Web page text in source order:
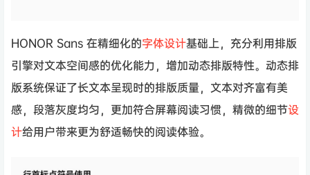
HONOR Sans 在精细化的字体设计基础上，充分利用排版
引擎对文本空间感的优化能力，增加动态排版特性。动态排
版系统保证了长文本呈现时的排版质量，文本对齐富有美
感，段落灰度均匀，更加符合屏幕阅读习惯，精微的细节设
计给用户带来更为舒适畅快的阅读体验。